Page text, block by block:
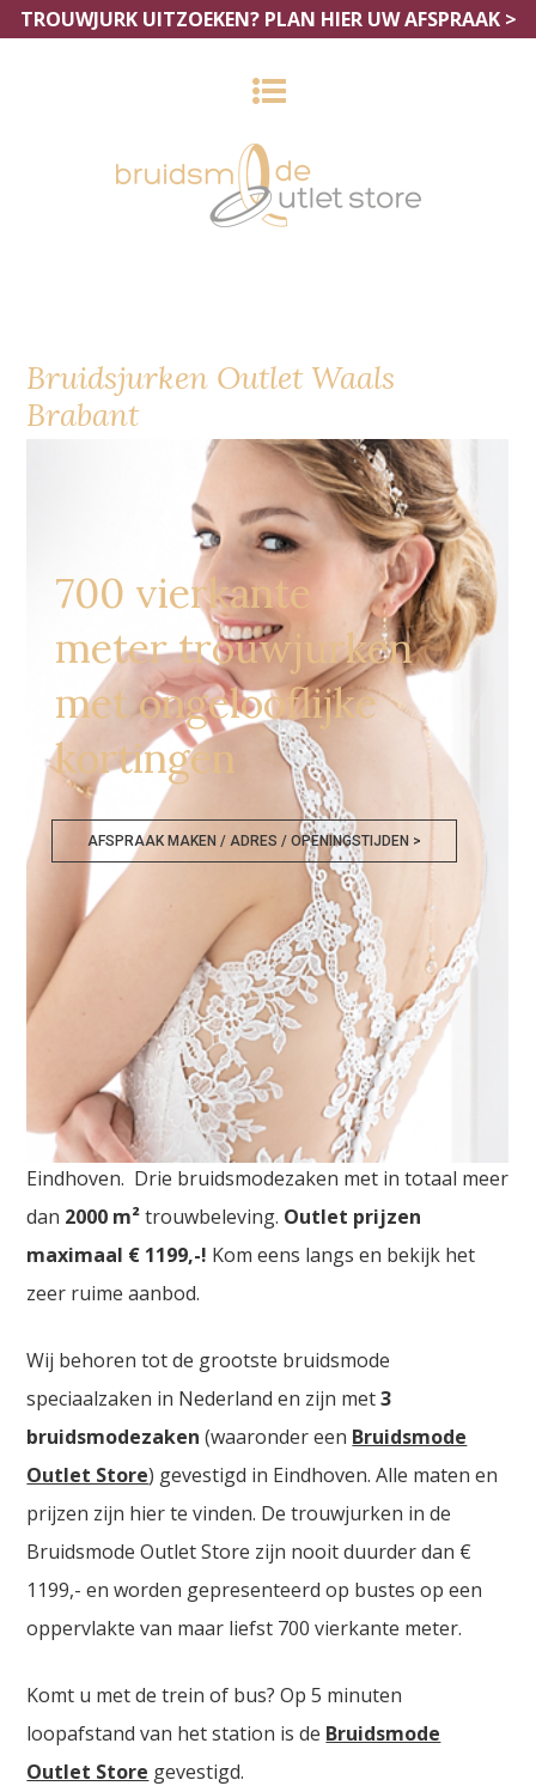
TROUWJURK UITZOEKEN? PLAN HIER UW AFSPRAAK >
Bruidsjurken Outlet Waals
Brabant
700 vierkante
meter trouwjurken
met ongelooflijke
kortingen
AFSPRAAK MAKEN / ADRES / OPENINGSTIJDEN >
Bruidsjurken Outlet Waals Brabant
Bruidsjurken Outlet Waals Brabant. Degrootste
Bruidsjurken Outlet Store
van Nederland vindt u in
Eindhoven. Drie bruidsmodezaken met in totaal meer
dan 2000 m²trouwbeleving. Outlet prijzen
maximaal € 1199,-! Kom eens langs en bekijk het
zeer ruime aanbod.
Wij behoren tot de grootste bruidsmode
speciaalzaken in Nederland en zijn met3
bruidsmodezaken (waaronder een Bruidsmode
Outlet Store) gevestigd in Eindhoven. Alle maten en
prijzen zijn hier te vinden. De trouwjurken in de
Bruidsmode Outlet Store zijn nooit duurder dan €
1199,- en worden gepresenteerd op bustes op een
oppervlakte van maar liefst 700 vierkante meter.
Komt u met de trein of bus? Op 5 minuten
loopafstand van het station is de Bruidsmode
Outlet Store gevestigd.